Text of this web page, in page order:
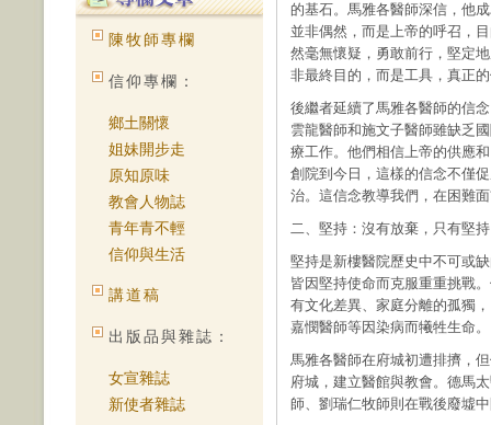
陳牧師專欄
信仰專欄：
鄉土關懷
姐妹開步走
原知原味
教會人物誌
青年青不輕
信仰與生活
講道稿
出版品與雜誌：
女宣雜誌
新使者雜誌
的基石。馬雅各醫師深信，他
並非偶然，而是上帝的呼召，
然毫無懷疑，勇敢前行，堅定
非最終目的，而是工具，真正
後繼者延續了馬雅各醫師的信
雲龍醫師和施文子醫師雖缺乏
療工作。他們相信上帝的供應
創院到今日，這樣的信念不僅
治。這信念教導我們，在困難
二、堅持：沒有放棄，只有堅
堅持是新樓醫院歷史中不可或
皆因堅持使命而克服重重挑戰
有文化差異、家庭分離的孤獨
嘉憫醫師等因染病而犧牲生命。
馬雅各醫師在府城初遭排擠，
府城，建立醫館與教會。德馬
師、劉瑞仁牧師則在戰後廢墟